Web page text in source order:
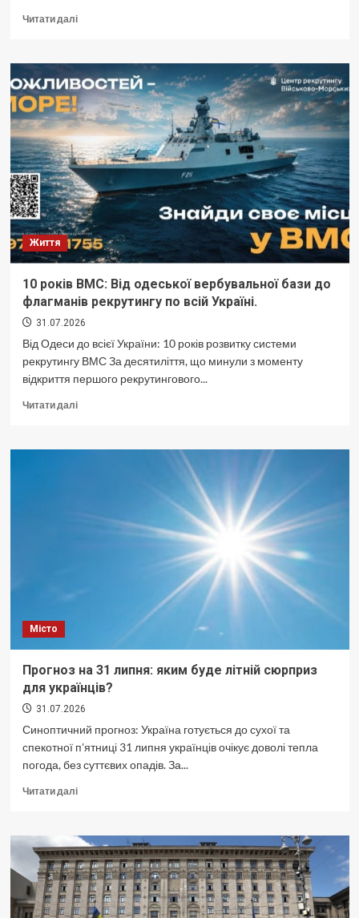
Читати даліДокладніше
правильно
підібрати
термін
та
ставку
по
депозиту
для
пасивного
доходу
Життя
10 років ВМС: Від одеської вербувальної бази до
флагманів рекрутингу по всій Україні.
31.07.2026
Від Одеси до всієї України: 10 років розвитку системи
рекрутингу ВМС За десятиліття, що минули з моменту
відкриття першого рекрутингового...
Читати даліДокладніше
років
Місто
Прогноз на 31 липня: яким буде літній сюрприз
для українців?
31.07.2026
Синоптичний прогноз: Україна готується до сухої та
спекотної п'ятниці 31 липня українців очікує доволі тепла
погода, без суттєвих опадів. За...
Читати даліДокладніше
на
31
липня:
яким
буде
літній